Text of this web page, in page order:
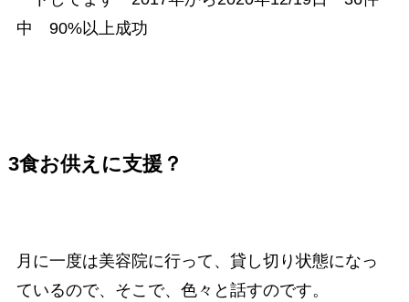
中 90%以上成功
3食お供えに支援？
月に一度は美容院に行って、貸し切り状態になっ
ているので、そこで、色々と話すのです。